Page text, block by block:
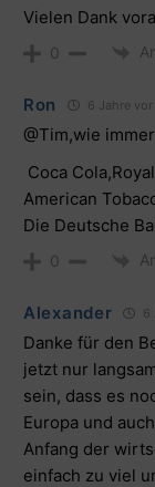
Vielen Dank
0
Ron 6 Jahre vor
@Tim,wie
Coca
American
Die Deutsche
0
Alexander 6
Danke für den
jetzt nur
sein, dass es
Europa und
Anfang der
einfach zu viel